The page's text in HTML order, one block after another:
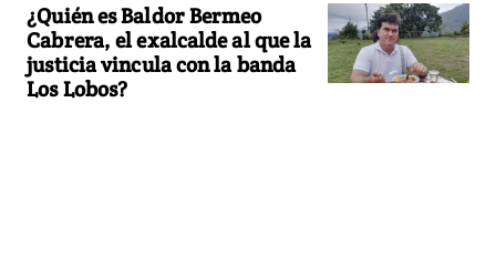
¿Quién es Baldor Bermeo
Cabrera, el exalcalde al que la
justicia vincula con la banda
Los Lobos?